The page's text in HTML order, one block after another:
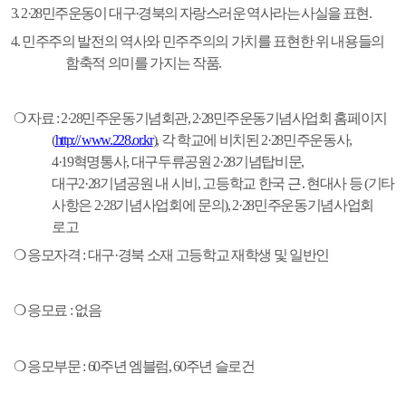
3. 2·28민주운동이 대구·경북의 자랑스러운 역사라는 사실을 표현.
4. 민주주의 발전의 역사와 민주주의의 가치를 표현한 위 내용들의
함축적 의미를 가지는 작품.
❍자료 :2·28민주운동기념회관, 2·28민주운동기념사업회 홈페이지
(http:// www.228.or.kr), 각 학교에 비치된 2·28민주운동사,
4·19혁명통사,대구두류공원 2·28기념탑비문,
대구2·28기념공원 내 시비 , 고등학교 한국 근․현대사 등(기타
사항은 2·28기념사업회에 문의), 2·28민주운동기념사업회
로고
❍응모자격 :대구·경북 소재 고등학교 재학생 및 일반인
❍응모료 :없음
❍응모부문: 60주년 엠블럼, 60주년 슬로건